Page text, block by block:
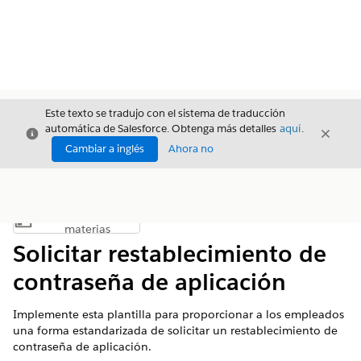
Cerrar
Este texto se tradujo con el sistema de traducción
automática de Salesforce. Obtenga más detalles aquí.
Cambiar a inglés
Ahora no
Cerrar
Mostrar índice de materias
materias
Solicitar restablecimiento de
contraseña de aplicación
Implemente esta plantilla para proporcionar a los empleados
una forma estandarizada de solicitar un restablecimiento de
contraseña de aplicación.